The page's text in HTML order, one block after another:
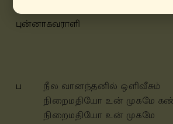
புன்னாகவராளி
ப
நீல வானந்தனில் ஒளிவீசும்
நிறைமதியோ உன் முகமே
நிறைமதியோ உன் முகமே